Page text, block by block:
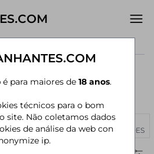
MANAUS
JOÃO
PESSOA
MAIS
CIDADES
para maiores de 18 anos.
técnicos para o bom
site. Não coletamos dados
de análise da web con
ip.